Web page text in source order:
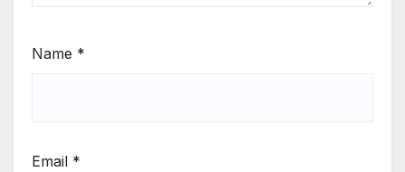
Name *
Email *